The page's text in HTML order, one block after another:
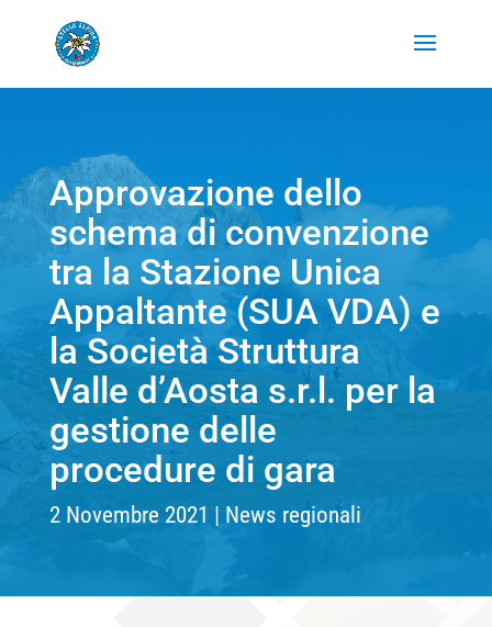
Approvazione dello
schema di convenzione
tra la Stazione Unica
Appaltante (SUA VDA) e
la Società Struttura
Valle d’Aosta s.r.l. per la
gestione delle
procedure di gara
2 Novembre 2021 News regionali